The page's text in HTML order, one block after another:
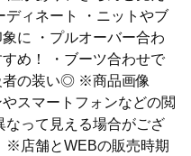
ィネート ・ニットやブ
に ・プルオーバー合わ
め！ ・ブーツ合わせで
者の装い◎ ※商品画像
スマートフォンなどの閲
なって見える場合がござ
※店舗とWEBの販売時期